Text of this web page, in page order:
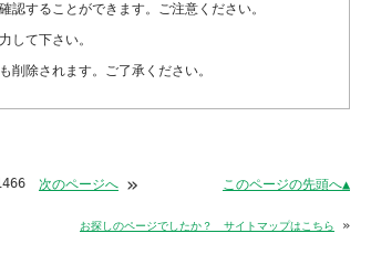
することができます。ご注意ください。
して下さい。
除されます。ご了承ください。
次のページへ » このページの先頭へ▲
お探しのページでしたか？ サイトマップはこちら »